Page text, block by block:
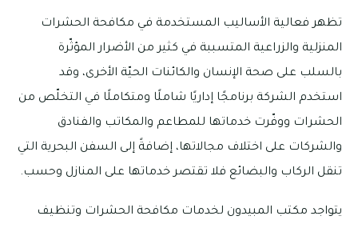
تظهر فعالية الأساليب المستخدمة في مكافحة الحشرات
المنزلية والزراعية المتسببة في كثير من الأضرار المؤثّرة
بالسلب على صحة الإنسان والكائنات الحيّة الأخرى، وقد
استخدم الشركة برنامجًا إداريًا شاملًا ومتكاملًا في التخلّص من
الحشرات ووفّرت خدماتها للمطاعم والمكاتب والفنادق
والشركات على اختلاف مجالاتها، إضافةً إلى السفن البحرية التي
تنقل الركاب والبضائع فلا تقتصر خدماتها على المنازل وحسب.
يتواجد مكتب المبيدون لخدمات مكافحة الحشرات وتنظيف